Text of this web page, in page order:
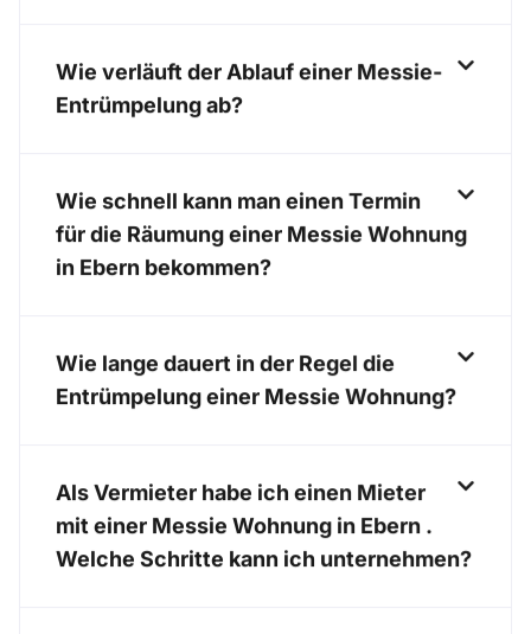
Wie verläuft der Ablauf einer Messie-
Entrümpelung ab?
Wie schnell kann man einen Termin
für die Räumung einer Messie Wohnung
in Ebern bekommen?
Wie lange dauert in der Regel die
Entrümpelung einer Messie Wohnung?
Als Vermieter habe ich einen Mieter
mit einer Messie Wohnung in Ebern .
Welche Schritte kann ich unternehmen?